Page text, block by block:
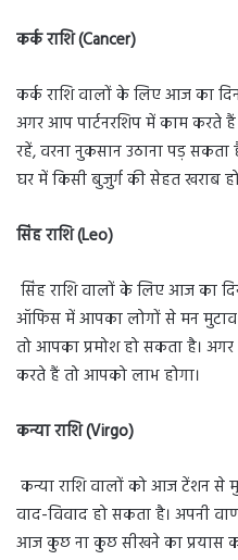
कर्क राशि (Cancer)
कर्क राशि वालों के लिए आज का
अगर आप पार्टनरशिप में काम करते
रहें, वरना नुकसान उठाना पड़ सकता
घर में किसी बुजुर्ग की सेहत खराब
सिंह राशि (Leo)
सिंह राशि वालों के लिए आज का
ऑफिस में आपका लोगों से मन
तो आपका प्रमोश हो सकता है।
करते हैं तो आपको लाभ होगा।
कन्या राशि (Virgo)
कन्या राशि वालों को आज टेंशन से
वाद-विवाद हो सकता है। अपनी
आज कुछ ना कुछ सीखने का प्रयास